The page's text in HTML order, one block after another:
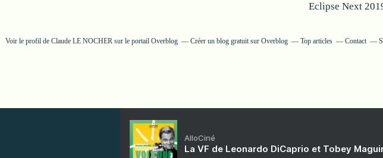
Eclipse Next
Voir le profil de Claude LE NOCHER sur le portail Overblog Créer un blog gratuit sur Overblog Top articles Contact
AlloCiné
La VF de Leonardo DiCaprio et Tobey